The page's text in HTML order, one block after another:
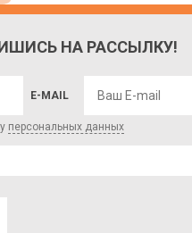
НА РАССЫЛКУ!
E-MAIL
персональных данных